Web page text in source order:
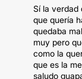
Sí la verdad
que quería
quedaba
muy pero
como la
que es la
saludo